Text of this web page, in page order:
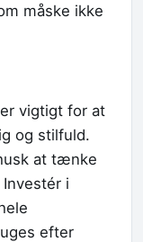
måske ikke
vigtigt for at
og stilfuld.
at tænke
i
efter